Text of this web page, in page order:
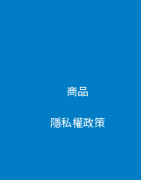
商品
隱私權政策